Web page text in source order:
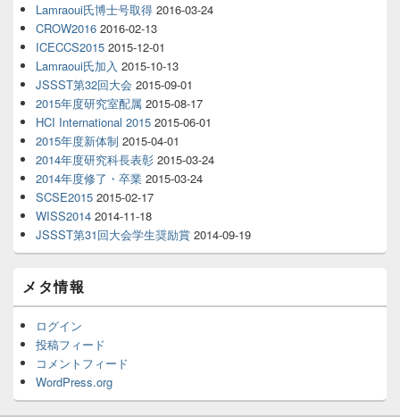
Lamraoui氏博士号取得 2016-03-24
CROW2016 2016-02-13
ICECCS2015 2015-12-01
Lamraoui氏加入 2015-10-13
JSSST第32回大会 2015-09-01
2015年度研究室配属 2015-08-17
HCI International 2015 2015-06-01
2015年度新体制 2015-04-01
2014年度研究科長表彰 2015-03-24
2014年度修了・卒業 2015-03-24
SCSE2015 2015-02-17
WISS2014 2014-11-18
JSSST第31回大会学生奨励賞 2014-09-19
メタ情報
ログイン
投稿フィード
コメントフィード
WordPress.org